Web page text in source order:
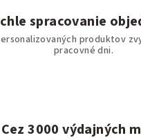
spracovanie
produktov
pracovné dni.
Cez 3000 výdajných